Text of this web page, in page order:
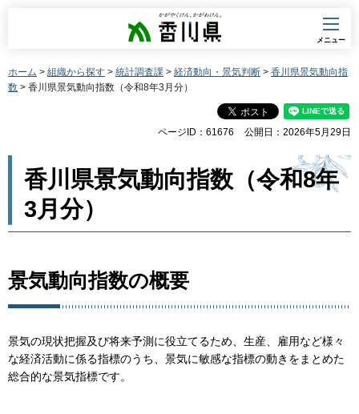
香川県
メニュー
ホーム > 組織から探す > 統計調査課 > 経済動向・景気判断 > 香川県景気動向指
数 > 香川県景気動向指数（令和8年3月分）
ページID：61676 公開日：2026年5月29日
香川県景気動向指数（令和8年
3月分）
景気動向指数の概要
景気の現状把握及び将来予測に役立てるため、生産、雇用など様々
な経済活動に係る指標のうち、景気に敏感な指標の動きをまとめた
総合的な景気指標です。